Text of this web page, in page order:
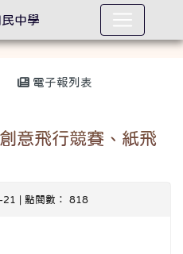
電子報列表
意飛行競賽、紙飛
21 | 點閱數： 818
中學